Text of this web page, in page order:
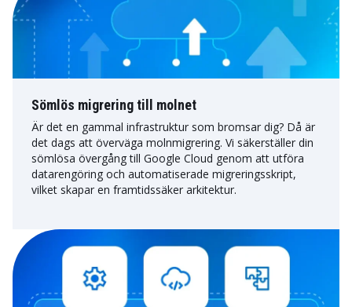
Sömlös migrering till molnet
Är det en gammal infrastruktur som bromsar dig? Då är
det dags att överväga molnmigrering. Vi säkerställer din
sömlösa övergång till Google Cloud genom att utföra
datarengöring och automatiserade migreringsskript,
vilket skapar en framtidssäker arkitektur.